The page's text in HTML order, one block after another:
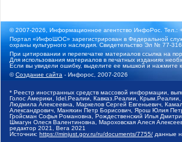
© 2007-2026, Информационное агентство ИнфоРос. Тел.:
Портал «ИнфоШОС» зарегистрирован в Федеральной
охраны культурного наследия. Свидетельство Эл № 77-
При цитировании и перепечатке материалов ссылка на
Для использования материалов в печатных изданиях
Если вы увидели ошибку, выделите ее мышкой и нажмите
©Создание сайта - Инфорос, 2007-2026
* Реестр иностранных средств массовой информации,
Голос Америки, Idel.Реалии, Кавказ.Реалии,
Людмила Алексеевна, Маркелов Сергей Евгеньевич,
Александрович, Маняхин Петр Борисович, Ярош Юлия
Гройсман Софья Романовна, Рождественский Илья
Шмагун Олеся Валентиновна, Мароховская Алеся
редактор 2021, Вега 2021
Источник: https://minjust.gov.ru/ru/documents/7755/ данные